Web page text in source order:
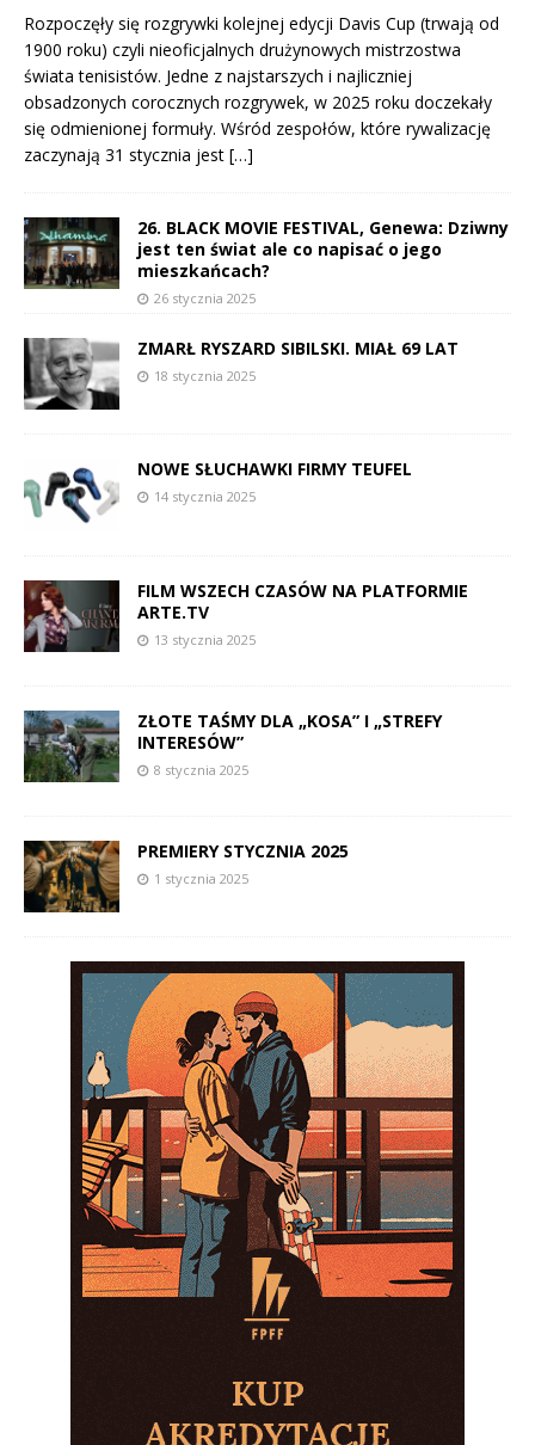
Rozpoczęły się rozgrywki kolejnej edycji Davis Cup (trwają od
1900 roku) czyli nieoficjalnych drużynowych mistrzostwa
świata tenisistów. Jedne z najstarszych i najliczniej
obsadzonych corocznych rozgrywek, w 2025 roku doczekały
się odmienionej formuły. Wśród zespołów, które rywalizację
zaczynają 31 stycznia jest […]
26. BLACK MOVIE FESTIVAL, Genewa: Dziwny
jest ten świat ale co napisać o jego
mieszkańcach?
26 stycznia 2025
ZMARŁ RYSZARD SIBILSKI. MIAŁ 69 LAT
18 stycznia 2025
NOWE SŁUCHAWKI FIRMY TEUFEL
14 stycznia 2025
FILM WSZECH CZASÓW NA PLATFORMIE
ARTE.TV
13 stycznia 2025
ZŁOTE TAŚMY DLA „KOSA” I „STREFY
INTERESÓW”
8 stycznia 2025
PREMIERY STYCZNIA 2025
1 stycznia 2025